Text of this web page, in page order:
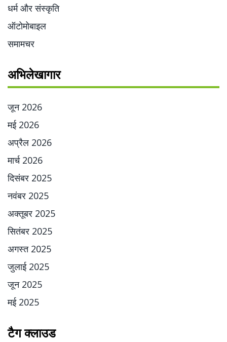
धर्म और संस्कृति
ऑटोमोबाइल
समामचर
अभिलेखागार
जून 2026
मई 2026
अप्रैल 2026
मार्च 2026
दिसंबर 2025
नवंबर 2025
अक्तूबर 2025
सितंबर 2025
अगस्त 2025
जुलाई 2025
जून 2025
मई 2025
टैग क्लाउड